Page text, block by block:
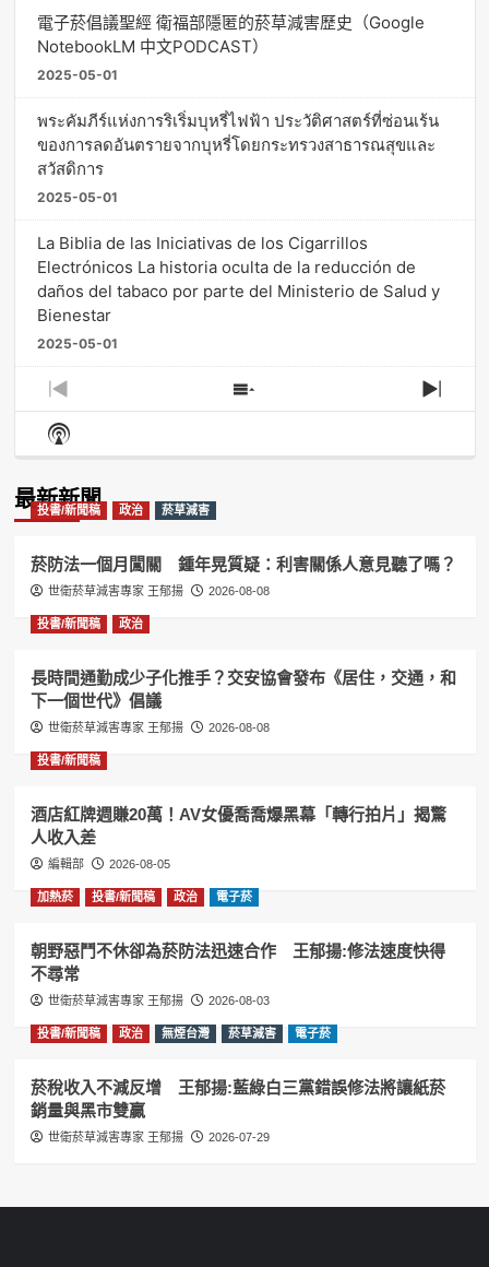
電子菸倡議聖經 衛福部隱匿的菸草減害歷史（Google
NotebookLM 中文PODCAST）
2025-05-01
พระคัมภีร์แห่งการริเริ่มบุหรี่ไฟฟ้า ประวัติศาสตร์ที่ซ่อนเร้น
ของการลดอันตรายจากบุหรี่โดยกระทรวงสาธารณสุขและ
สวัสดิการ
2025-05-01
La Biblia de las Iniciativas de los Cigarrillos
Electrónicos La historia oculta de la reducción de
daños del tabaco por parte del Ministerio de Salud y
Bienestar
2025-05-01
Previous
Episode
Show
Episodes
Next
Show
Podcast
最新新聞
投書/新聞稿 政治 菸草減害
菸防法一個月闖關 鍾年晃質疑：利害關係人意見聽了嗎？
世衛菸草減害專家 王郁揚 2026-08-08
投書/新聞稿 政治
長時間通勤成少子化推手？交安協會發布《居住，交通，和
下一個世代》倡議
世衛菸草減害專家 王郁揚 2026-08-08
投書/新聞稿
酒店紅牌週賺20萬！AV女優喬喬爆黑幕「轉行拍片」揭驚
人收入差
編輯部 2026-08-05
加熱菸 投書/新聞稿 政治 電子菸
朝野惡鬥不休卻為菸防法迅速合作 王郁揚:修法速度快得
不尋常
世衛菸草減害專家 王郁揚 2026-08-03
投書/新聞稿 政治 無煙台灣 菸草減害 電子菸
菸稅收入不減反增 王郁揚:藍綠白三黨錯誤修法將讓紙菸
銷量與黑市雙贏
世衛菸草減害專家 王郁揚 2026-07-29